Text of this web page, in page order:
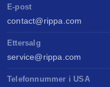
E-post
contact@rippa.com
Ettersalg
service@rippa.com
Telefonnummer i USA